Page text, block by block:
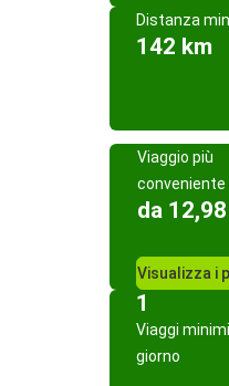
Distanza
142 km
Viaggio più
conveniente
da
Visualizza i
1
Viaggi
giorno